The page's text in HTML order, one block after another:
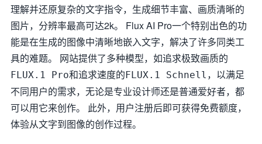
理解并还原复杂的文字指令，生成细节丰富、画质清晰的
图片，分辨率最高可达2k。 Flux AI Pro一个特别出色的功
能是在生成的图像中清晰地嵌入文字，解决了许多同类工
具的难题。 网站提供了多种模型，如追求极致画质的
FLUX.1 Pro和追求速度的FLUX.1 Schnell ，以满足
不同用户的需求，无论是专业设计师还是普通爱好者，都
可以用它来创作。 此外，用户注册后即可获得免费额度，
体验从文字到图像的创作过程。